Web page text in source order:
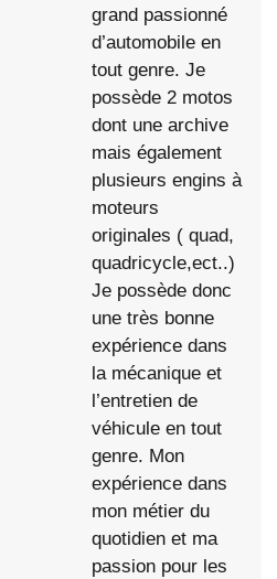
grand passionné
d’automobile en
tout genre. Je
possède 2 motos
dont une archive
mais également
plusieurs engins à
moteurs
originales ( quad,
quadricycle,ect..)
Je possède donc
une très bonne
expérience dans
la mécanique et
l’entretien de
véhicule en tout
genre. Mon
expérience dans
mon métier du
quotidien et ma
passion pour les